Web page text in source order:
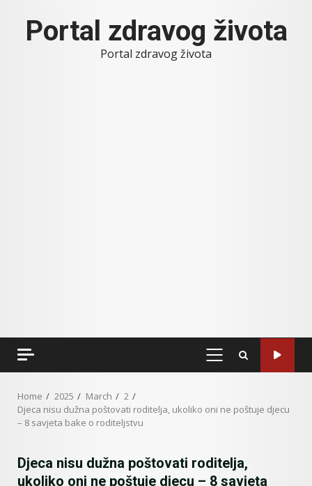
contentPortal zdravog života
Portal zdravog života
PRIMARY
Home 2025 March
2
Djeca nisu dužna poštovati roditelja, ukoliko oni ne poštuje djecu
– 8 savjeta bake o roditeljstvu
Djeca nisu dužna poštovati roditelja,
ukoliko oni ne poštuje djecu – 8 savjeta